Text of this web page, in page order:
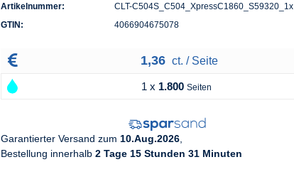
Artikelnummer:
CLT-C504S_C504_XpressC1860_S59320_1x
GTIN:
4066904675078
1,36 ct. / Seite
1 x 1.800 Seiten
Garantierter Versand zum 10.Aug.2026
Bestellung innerhalb 2 Tage 15 Stunden 31 Minuten